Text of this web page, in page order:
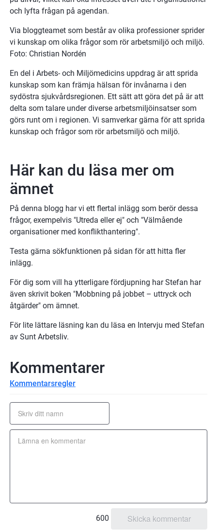
och lyfta frågan på agendan.
Via bloggteamet som består av olika professioner sprider
vi kunskap om olika frågor som rör arbetsmiljö och miljö.
Foto: Christian Nordén
En del i Arbets- och Miljömedicins uppdrag är att sprida
kunskap som kan främja hälsan för invånarna i den
sydöstra sjukvårdsregionen. Ett sätt att göra det på är att
delta som talare under diverse arbetsmiljöinsatser som
görs runt om i regionen. Vi samverkar gärna för att sprida
kunskap och frågor som rör arbetsmiljö och miljö.
Här kan du läsa mer om
ämnet
På denna blogg har vi ett flertal inlägg som berör dessa
frågor, exempelvis "Utreda eller ej" och "Välmående
organisationer med konflikthantering".
Testa gärna sökfunktionen på sidan för att hitta fler
inlägg.
För dig som vill ha ytterligare fördjupning har Stefan har
även skrivit boken "Mobbning på jobbet – uttryck och
åtgärder" om ämnet.
För lite lättare läsning kan du läsa en Intervju med Stefan
av Sunt Arbetsliv.
Kommentarsregler
Kommentarer
600